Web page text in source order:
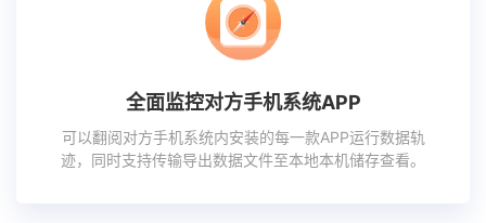
全面监控对方手机系统APP
可以翻阅对方手机系统内安装的每一款APP运行数据轨
迹，同时支持传输导出数据文件至本地本机储存查看。